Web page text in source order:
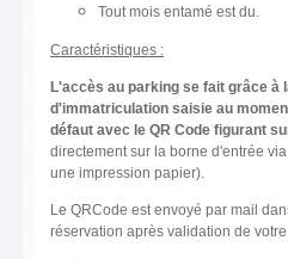
Tout mois entamé est du.
Caractéristiques :
L'accès au parking se fait grâce à
d'immatriculation saisie au
défaut avec le QR Code figurant
directement sur la borne d'entrée
une impression papier).
Le QRCode est envoyé par mail
réservation après validation de